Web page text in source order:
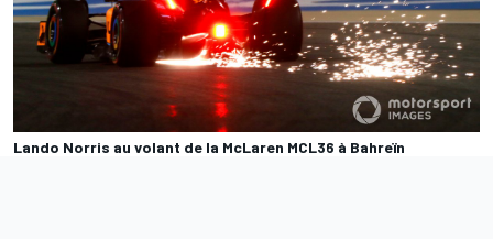
Lando Norris au volant de la McLaren MCL36 à Bahreïn